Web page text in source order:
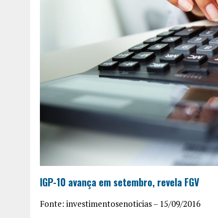
IGP-10 avança em setembro, revela FGV
Fonte: investimentosenoticias – 15/09/2016